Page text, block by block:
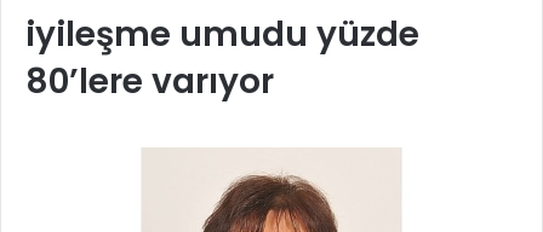
iyileşme umudu yüzde
80’lere varıyor